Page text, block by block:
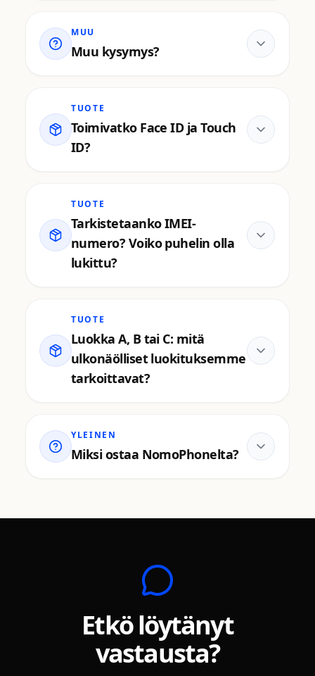
MUU
Muu kysymys?
TUOTE
Toimivatko Face ID ja Touch
ID?
TUOTE
Tarkistetaanko IMEI-
numero? Voiko puhelin olla
lukittu?
TUOTE
Luokka A, B tai C: mitä
ulkonäölliset luokituksemme
tarkoittavat?
YLEINEN
Miksi ostaa NomoPhonelta?
Etkö löytänyt
vastausta?